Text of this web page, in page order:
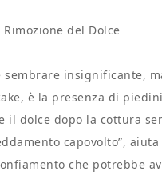
del Dolce
insignificante,
è la presenza di
il dolce dopo la cottura
capovolto”,
che potrebbe